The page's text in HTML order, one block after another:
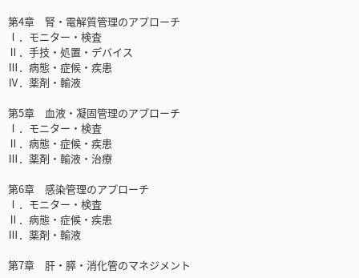
第4章 腎・電解質管理のアプローチ
Ⅰ．モニター・検査
Ⅱ．手技・処置・デバイス
Ⅲ．病態・症候・疾患
Ⅳ．薬剤・輸液
第5章 血液・凝固管理のアプローチ
Ⅰ．モニター・検査
Ⅱ．病態・症候・疾患
Ⅲ．薬剤・輸液・治療
第6章 感染管理のアプローチ
Ⅰ．モニター・検査
Ⅱ．病態・症候・疾患
Ⅲ．薬剤・輸液
第7章 肝・膵・消化管のマネジメント